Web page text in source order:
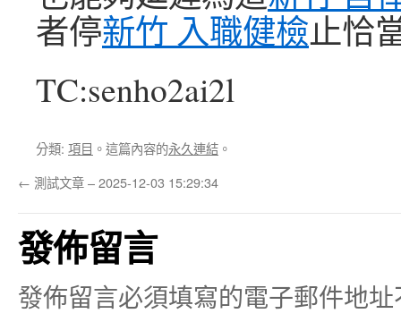
者停新竹 入職健檢止恰
TC:senho2ai2l
分類: 項目 。這篇內容的永久連結 。
← 測試文章 – 2025-12-03 15:29:34
發佈留言
發佈留言必須填寫的電子郵件地